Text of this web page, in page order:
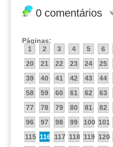
0 comentários
Páginas:
1
2 3 4 5 6
20
21 22 23 24 25
39
40 41 42 43 44
58
59 60 61 62 63
77
78 79 80 81 82
96
97 98 99 100 101
115 116 117 118 119 120